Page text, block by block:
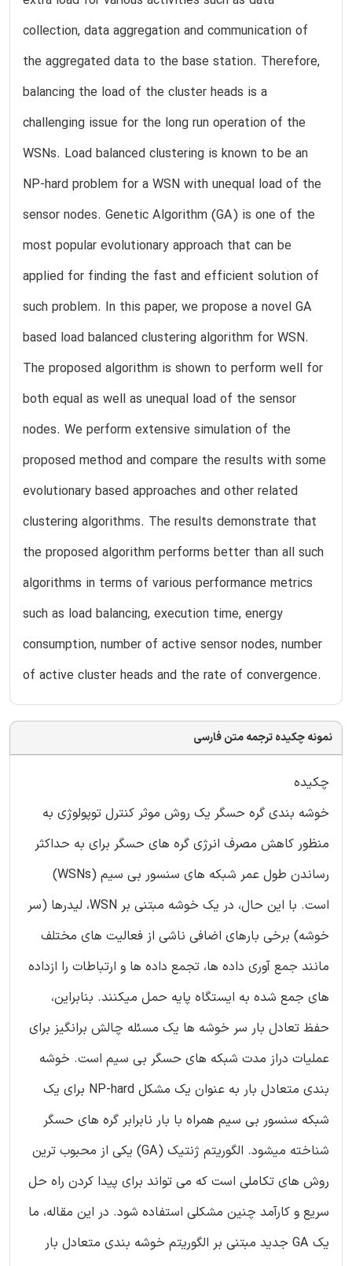
collection, data aggregation and communication of
the aggregated data to the base station. Therefore,
balancing the load of the cluster heads is a
challenging issue for the long run operation of the
WSNs. Load balanced clustering is known to be an
NP-hard problem for a WSN with unequal load of the
sensor nodes. Genetic Algorithm (GA) is one of the
most popular evolutionary approach that can be
applied for finding the fast and efficient solution of
such problem. In this paper, we propose a novel GA
based load balanced clustering algorithm for WSN.
The proposed algorithm is shown to perform well for
both equal as well as unequal load of the sensor
nodes. We perform extensive simulation of the
proposed method and compare the results with some
evolutionary based approaches and other related
clustering algorithms. The results demonstrate that
the proposed algorithm performs better than all such
algorithms in terms of various performance metrics
such as load balancing, execution time, energy
consumption, number of active sensor nodes, number
of active cluster heads and the rate of convergence.
نمونه چکیده ترجمه متن فارسی
چکیده
خوشه بندی گره حسگر یک روش موثر کنترل توپولوژی به
منظور کاهش مصرف انرژی گره های حسگر برای به حداکثر
رساندن طول عمر شبکه های سنسور بی سیم (WSNs)
است. با این حال، در یک خوشه مبتنی بر WSN، لیدرها (سر
خوشه) برخی بارهای اضافی ناشی از فعالیت های مختلف
مانند جمع آوری داده ها، تجمع داده ها و ارتباطات را ازداده
های جمع شده به ایستگاه پایه حمل میکنند. بنابراین،
حفظ تعادل بار سر خوشه ها یک مسئله چالش برانگیز برای
عملیات دراز مدت شبکه های حسگر بی سیم است. خوشه
بندی متعادل بار به عنوان یک مشکل NP-hard برای یک
شبکه سنسور بی سیم همراه با بار نابرابر گره های حسگر
شناخته میشود. الگوریتم ژنتیک (GA) یکی از محبوب ترین
روش های تکاملی است که می تواند برای پیدا کردن راه حل
سریع و کارآمد چنین مشکلی استفاده شود. در این مقاله، ما
یک GA جدید مبتنی بر الگوریتم خوشه بندی متعادل بار